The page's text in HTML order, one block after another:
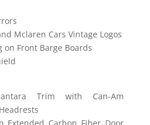
Mclaren Cars Vintage Logos
on Front Barge Boards
Trim with Can-Am